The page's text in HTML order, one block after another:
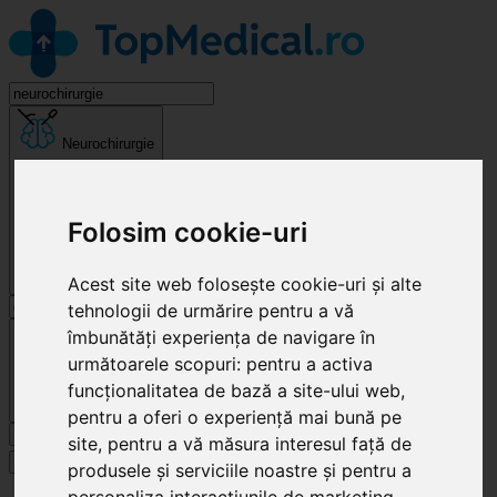
Folosim cookie-uri
Acest site web folosește cookie-uri și alte
tehnologii de urmărire pentru a vă
îmbunătăți experiența de navigare în
următoarele scopuri: pentru a activa
funcționalitatea de bază a site-ului web,
pentru a oferi o experiență mai bună pe
site, pentru a vă măsura interesul față de
produsele și serviciile noastre și pentru a
Neurochirurgie
Cluj-Napoca
Specialități